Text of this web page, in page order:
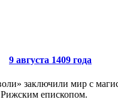
9 августа 1409 года
заключили мир с
епископом.